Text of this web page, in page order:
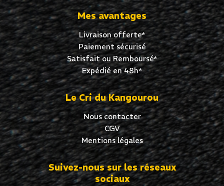
Mes avantages
Livraison offerte*
Paiement sécurisé
Satisfait ou Remboursé*
Expédié en 48h*
Le Cri du Kangourou
Nous contacter
CGV
Mentions légales
Suivez-nous sur les réseaux
sociaux